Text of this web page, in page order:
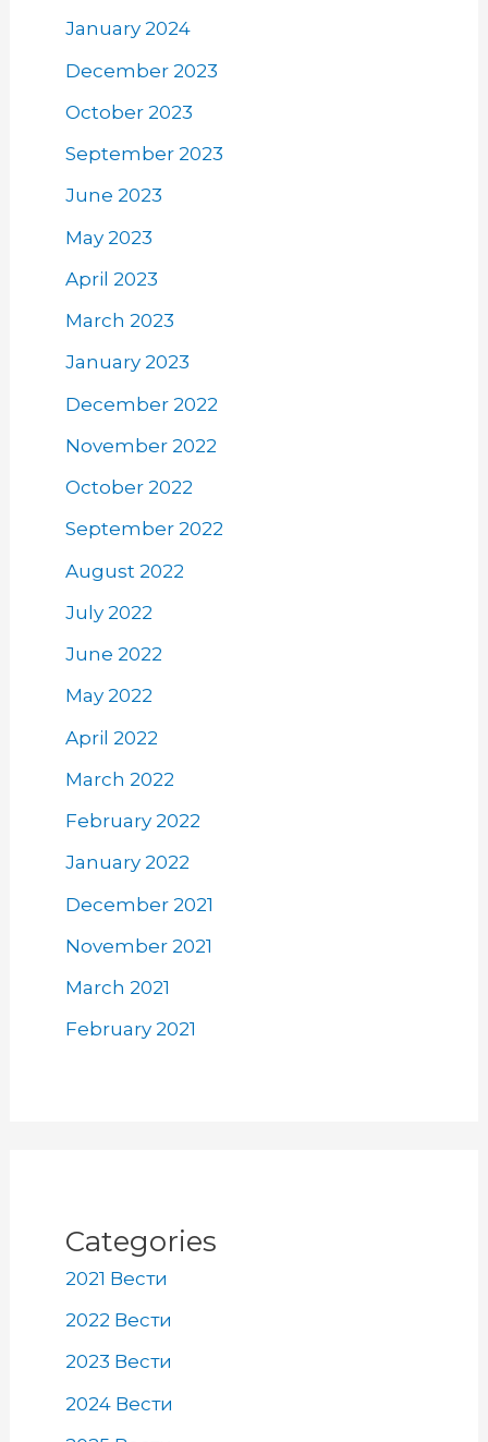
January 2024
December 2023
October 2023
September 2023
June 2023
May 2023
April 2023
March 2023
January 2023
December 2022
November 2022
October 2022
September 2022
August 2022
July 2022
June 2022
May 2022
April 2022
March 2022
February 2022
January 2022
December 2021
November 2021
March 2021
February 2021
Categories
2021 Вести
2022 Вести
2023 Вести
2024 Вести